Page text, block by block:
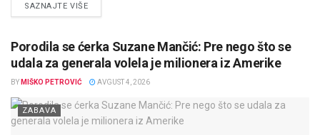
SAZNAJTE VIŠEDETAILS
Porodila se ćerka Suzane Mančić: Pre nego što se
udala za generala volela je milionera iz Amerike
BY MIŠKO PETROVIĆ AVGUST 4, 2026
ZABAVA